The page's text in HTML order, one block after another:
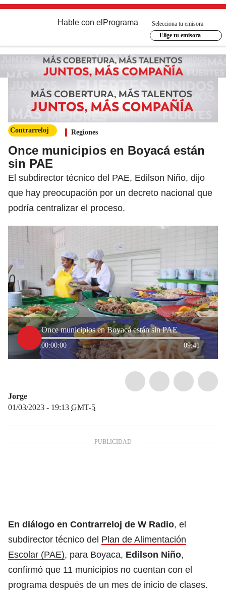
Hable con el Programa
Selecciona tu emisora
Elige tu emisora
Contrarreloj Regiones
Once municipios en Boyacá están
sin PAE
El subdirector técnico del PAE, Edilson Niño, dijo
que hay preocupación por un decreto nacional que
podría centralizar el proceso.
Once municipios en Boyacá están sin PAE
00:00:00 09:41
Jorge
01/03/2023 - 19:13 GMT-5
En diálogo en Contrarreloj de W Radio, el
subdirector técnico del Plan de Alimentación
Escolar (PAE), para Boyaca, Edilson Niño,
confirmó que 11 municipios no cuentan con el
programa después de un mes de inicio de clases.